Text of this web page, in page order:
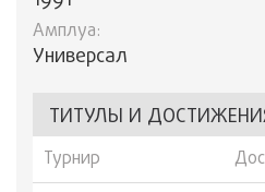
Амплуа:
Универсал
ТИТУЛЫ И
Турнир